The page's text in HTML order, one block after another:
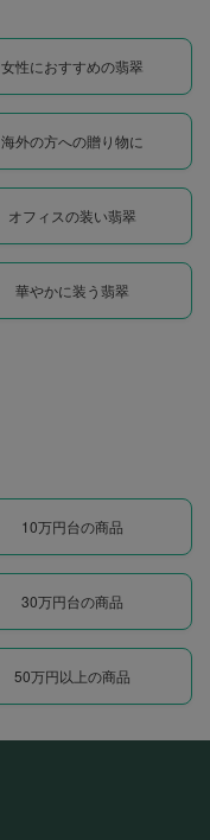
女性におすすめの翡翠
海外の方への贈り物に
オフィスの装い翡翠
華やかに装う翡翠
10万円台の商品
30万円台の商品
50万円以上の商品